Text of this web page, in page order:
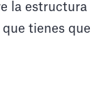
la estructura
tienes que